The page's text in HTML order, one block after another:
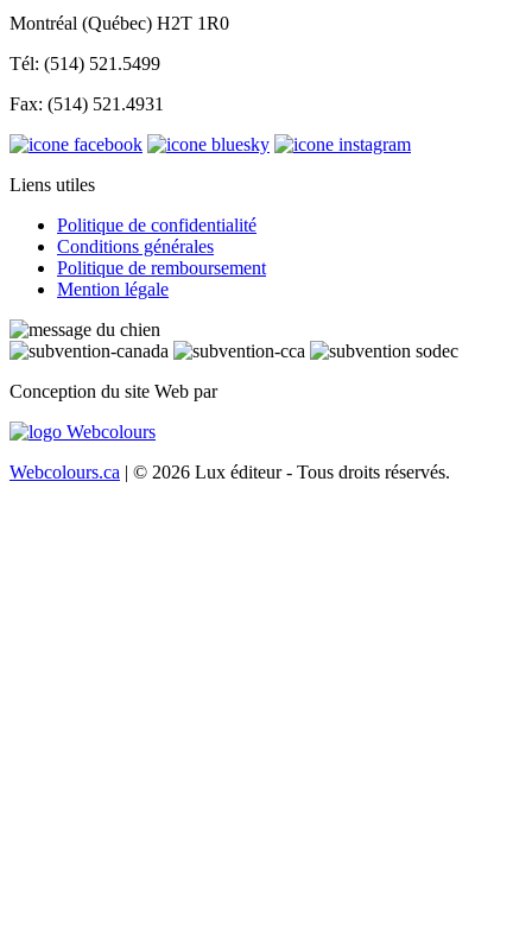
Montréal (Québec) H2T 1R0
Tél: (514) 521.5499
Fax: (514) 521.4931
Liens utiles
Politique de confidentialité
Conditions générales
Politique de remboursement
Mention légale
Conception du site Web par
Webcolours.ca | © 2026 Lux éditeur - Tous droits réservés.